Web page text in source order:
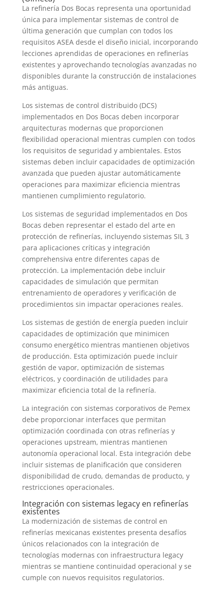
La refinería Dos Bocas representa una oportunidad
única para implementar sistemas de control de
última generación que cumplan con todos los
requisitos ASEA desde el diseño inicial, incorporando
lecciones aprendidas de operaciones en refinerías
existentes y aprovechando tecnologías avanzadas no
disponibles durante la construcción de instalaciones
más antiguas.
Los sistemas de control distribuido (DCS)
implementados en Dos Bocas deben incorporar
arquitecturas modernas que proporcionen
flexibilidad operacional mientras cumplen con todos
los requisitos de seguridad y ambientales. Estos
sistemas deben incluir capacidades de optimización
avanzada que pueden ajustar automáticamente
operaciones para maximizar eficiencia mientras
mantienen cumplimiento regulatorio.
Los sistemas de seguridad implementados en Dos
Bocas deben representar el estado del arte en
protección de refinerías, incluyendo sistemas SIL 3
para aplicaciones críticas y integración
comprehensiva entre diferentes capas de
protección. La implementación debe incluir
capacidades de simulación que permitan
entrenamiento de operadores y verificación de
procedimientos sin impactar operaciones reales.
Los sistemas de gestión de energía pueden incluir
capacidades de optimización que minimicen
consumo energético mientras mantienen objetivos
de producción. Esta optimización puede incluir
gestión de vapor, optimización de sistemas
eléctricos, y coordinación de utilidades para
maximizar eficiencia total de la refinería.
La integración con sistemas corporativos de Pemex
debe proporcionar interfaces que permitan
optimización coordinada con otras refinerías y
operaciones upstream, mientras mantienen
autonomía operacional local. Esta integración debe
incluir sistemas de planificación que consideren
disponibilidad de crudo, demandas de producto, y
restricciones operacionales.
Integración con sistemas legacy en refinerías
existentes
La modernización de sistemas de control en
refinerías mexicanas existentes presenta desafíos
únicos relacionados con la integración de
tecnologías modernas con infraestructura legacy
mientras se mantiene continuidad operacional y se
cumple con nuevos requisitos regulatorios.